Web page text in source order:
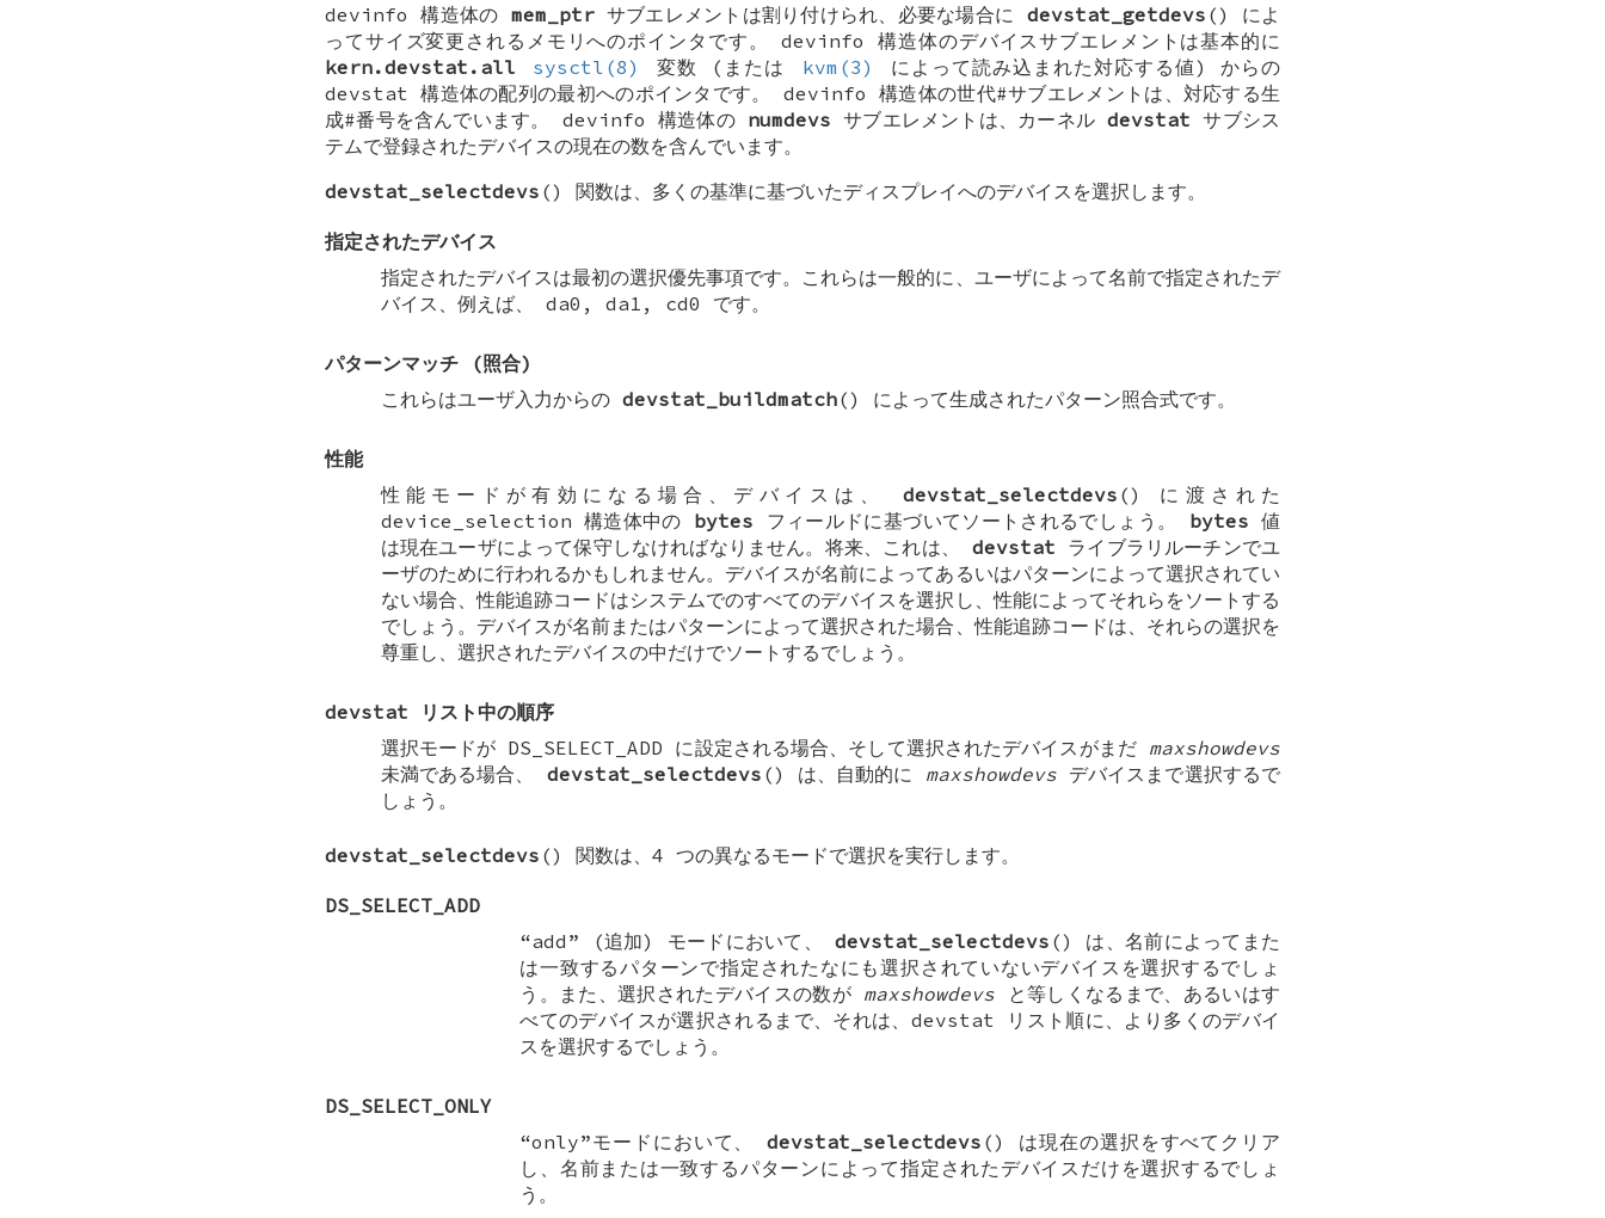
devinfo 構造体の mem_ptrサブエレメントは割り付けられ、必要な場合に devstat_getdevs () によ
ってサイズ変更されるメモリへのポインタです。devinfo
構造体のデバイスサブエレメントは基本的に
kern.devstat.all
sysctl(8) 変数 (または kvm(3)
によって読み込まれた対応する値) からの
devstat 構造体の配列の最初へのポインタです。 devinfo 構造体の世代#サブエレメントは、対応する生
成#番号を含んでいます。 devinfo 構造体の numdevs サブエレメントは、カーネルdevstat サブシス
テムで登録されたデバイスの現在の数を含んでいます。
devstat_selectdevs () 関数は、多くの基準に基づいたディスプレイへのデバイスを選択します。
指定されたデバイス
指定されたデバイスは最初の選択優先事項です。これらは一般的に、ユーザによって名前で指定されたデ
バイス、例えば、 da0 , da1 , cd0 です。
パターンマッチ (照合)
これらはユーザ入力からの devstat_buildmatch() によって生成されたパターン照合式です。
性能
性能モードが有効になる場合、デバイスは、devstat_selectdevs () に渡された
device_selection 構造体中の bytes フィールドに基づいてソートされるでしょう。 bytes 値
は現在ユーザによって保守しなければなりません。将来、これは、devstat ライブラリルーチンでユ
ーザのために行われるかもしれません。デバイスが名前によってあるいはパターンによって選択されてい
ない場合、性能追跡コードはシステムでのすべてのデバイスを選択し、性能によってそれらをソートする
でしょう。デバイスが名前またはパターンによって選択された場合、性能追跡コードは、それらの選択を
尊重し、選択されたデバイスの中だけでソートするでしょう。
devstat リスト中の順序
選択モードが DS_SELECT_ADD に設定される場合、そして選択されたデバイスがまだ maxshowdevs
未満である場合、 devstat_selectdevs () は、自動的に maxshowdevsデバイスまで選択するで
しょう。
devstat_selectdevs () 関数は、4 つの異なるモードで選択を実行します。
DS_SELECT_ADD
“add” (追加) モードにおいて、devstat_selectdevs () は、名前によってまた
は一致するパターンで指定されたなにも選択されていないデバイスを選択するでしょ
う。また、選択されたデバイスの数が maxshowdevs と等しくなるまで、あるいはす
べてのデバイスが選択されるまで、それは、devstat リスト順に、より多くのデバイ
スを選択するでしょう。
DS_SELECT_ONLY
“only”モードにおいて、devstat_selectdevs () は現在の選択をすべてクリア
し、名前または一致するパターンによって指定されたデバイスだけを選択するでしょ
う。